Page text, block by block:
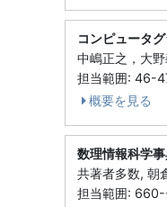
コンピュータ
中嶋正之，大
担当範囲: 46-
概要を見る
数理情報科学
共著者多数, 朝
担当範囲: